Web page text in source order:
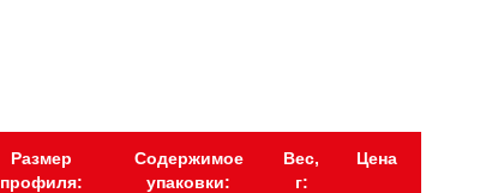
Размер
профиля:
Содержимое
упаковки:
Вес,
г:
Цена